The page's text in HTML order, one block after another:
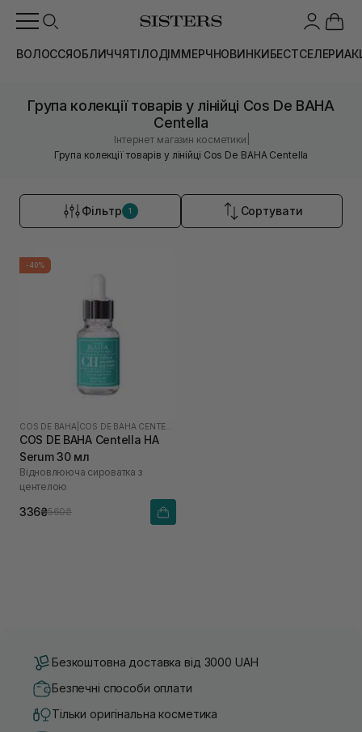
ВОЛОССЯОБЛИЧЧЯТІЛОДІММЕРЧНОВИНКИБЕСТСЕЛЕРИ
Група колекції товарів у лінійці Cos De BAHA
Centella
Інтернет магазин косметики
Група колекції товарів у лінійці Cos De BAHA Centella
Фільтр 1 Сортувати
-40%
COS DE BAHA
COS DE BAHA Centella HA
Serum 30 мл
Відновлююча сироватка з
центелою
336₴560₴
Безкоштовна доставка від 3000 UAH
Безпечні способи оплати
Тільки оригінальна косметика